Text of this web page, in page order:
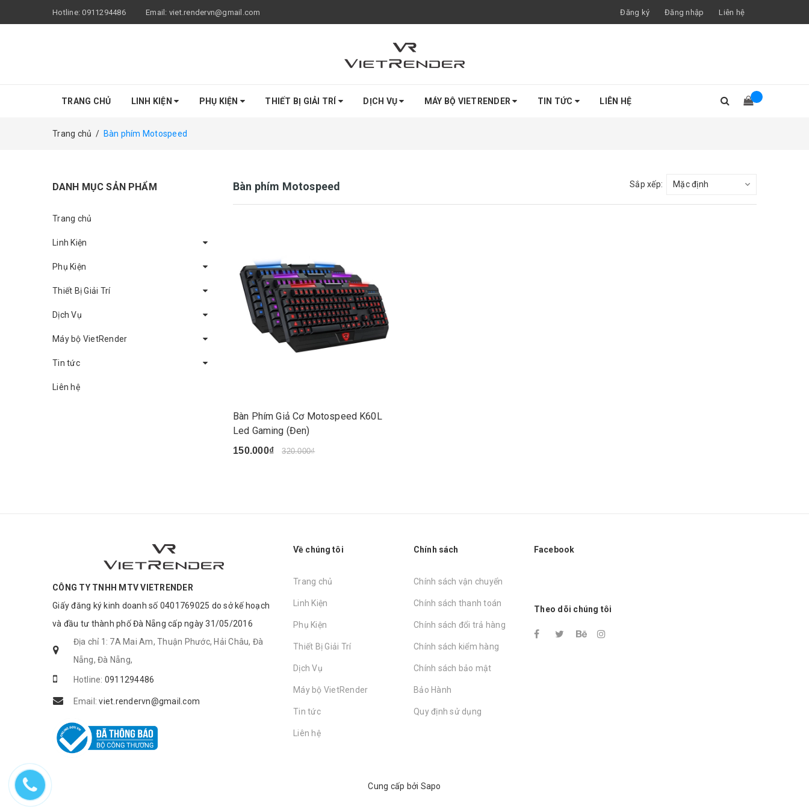
Hotline:0911294486 Email: viet.rendervn@gmail.com Đăng ký Đăng nhập Liên hệ
TRANG CHỦ LINH KIỆN PHỤ KIỆN THIẾT BỊ GIẢI TRÍ DỊCH VỤ MÁY BỘ VIETRENDER TIN TỨC LIÊN HỆ
Trang chủ / Bàn phím Motospeed
Bàn phím Motospeed Sắp xếp:
Bàn Phím Giả Cơ Motospeed K60L
Led Gaming (Đen)
150.000₫ 320.000₫
DANH MỤC SẢN PHẨM
Trang chủ
Linh Kiện
Phụ Kiện
Thiết Bị Giải Trí
Dịch Vụ
Máy bộ VietRender
Tin tức
Liên hệ
CÔNG TY TNHH MTV VIETRENDER
Giấy đăng ký kinh doanh số 0401769025 do sở kế hoạch
và đầu tư thành phố Đà Nẵng cấp ngày 31/05/2016
Địa chỉ 1: 7A Mai Am, Thuận Phước, Hải Châu, Đà
Nẵng, Đà Nẵng,
Hotline: 0911294486
Email:viet.rendervn@gmail.com
Về chúng tôi
Trang chủ
Linh Kiện
Phụ Kiện
Thiết Bị Giải Trí
Dịch Vụ
Máy bộ VietRender
Tin tức
Liên hệ
Chính sách
Chính sách vận chuyển
Chính sách thanh toán
Chính sách đổi trả hàng
Chính sách kiểm hàng
Chính sách bảo mật
Bảo Hành
Quy định sử dụng
Facebook
Theo dõi chúng tôi
Cung cấp bởi Sapo